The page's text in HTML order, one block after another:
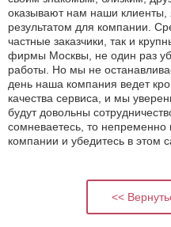
оказывают нам наши
результатом для компании.
частные заказчики, так и
фирмы Москвы, не один раз
работы. Но мы не
день наша компания ведет
качества сервиса, и мы
будут довольны
сомневаетесь, то
компании и убедитесь в этом
<<